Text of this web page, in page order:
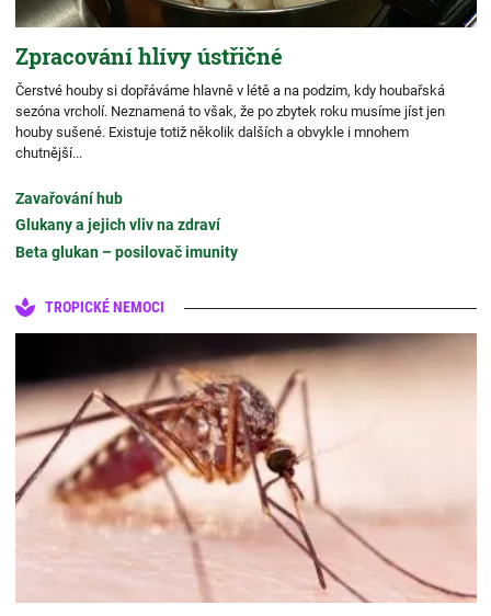
Zpracování hlívy ústřičné
Čerstvé houby si dopřáváme hlavně v létě a na podzim, kdy houbařská
sezóna vrcholí. Neznamená to však, že po zbytek roku musíme jíst jen
houby sušené. Existuje totiž několik dalších a obvykle i mnohem
chutnější...
Zavařování hub
Glukany a jejich vliv na zdraví
Beta glukan – posilovač imunity
TROPICKÉ NEMOCI